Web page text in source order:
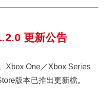
更新公告
Xbox One／Xbox Series
版本已推出更新檔。